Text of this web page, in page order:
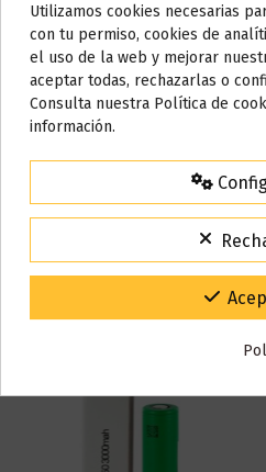
Marca Bombo
Referencia 001203
ean13 3219017367595
Reseñas (0)
También puede que te
AVISO
Nos
15% de
Código:
Gracias por tu paciencia y por
Utilizamos cookies necesarias
con tu permiso, cookies de
el uso de la web y mejorar
aceptar todas, rechazarlas o
Consulta nuestra Política de
información.